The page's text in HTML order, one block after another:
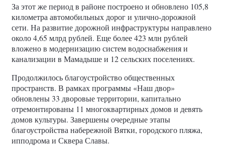
За этот же период в районе построено и обновлено 105,8
километра автомобильных дорог и улично-дорожной
сети. На развитие дорожной инфраструктуры направлено
около 4,65 млрд рублей. Еще более 423 млн рублей
вложено в модернизацию систем водоснабжения и
канализации в Мамадыше и 12 сельских поселениях.
Продолжилось благоустройство общественных
пространств. В рамках программы «Наш двор»
обновлены 33 дворовые территории, капитально
отремонтированы 11 многоквартирных домов и девять
домов культуры. Завершены очередные этапы
благоустройства набережной Вятки, городского пляжа,
ипподрома и Сквера Славы.